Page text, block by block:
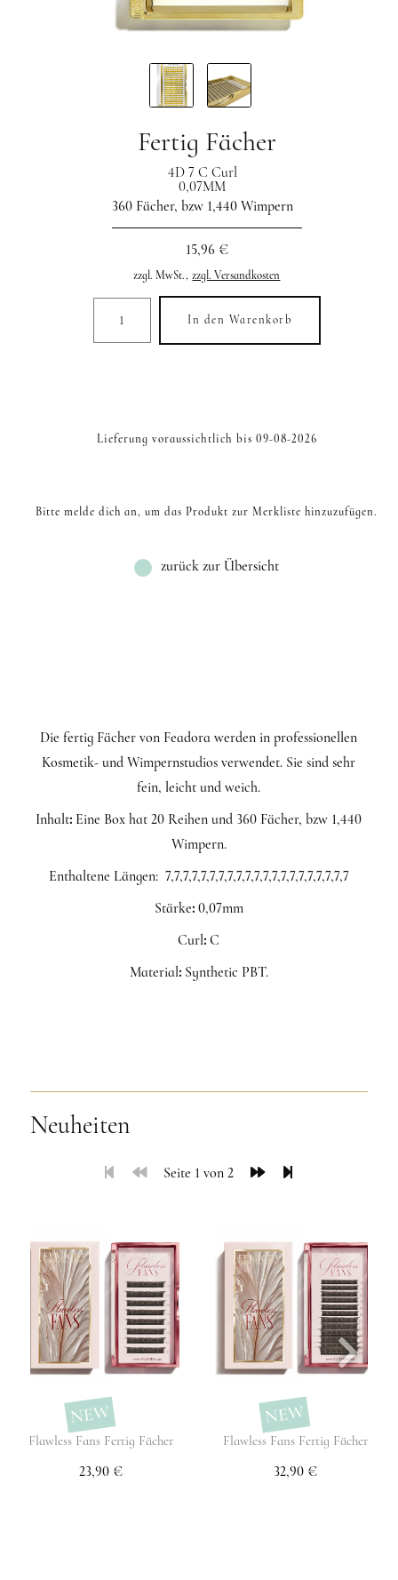
Fertig Fächer
4D 7 C Curl
0,07MM
360 Fächer, bzw 1,440 Wimpern
15,96 €
zzgl. MwSt., zzgl. Versandkosten
In den Warenkorb
Lieferung voraussichtlich bis 09-08-2026
Bitte melde dich an, um das Produkt zur Merkliste hinzuzufügen.
zurück zur Übersicht
Die fertig Fächer von Feadora werden in professionellen
Kosmetik- und Wimpernstudios verwendet. Sie sind sehr
fein, leicht und weich.
Inhalt: Eine Box hat 20 Reihen und 360 Fächer, bzw 1,440
Wimpern.
Enthaltene Längen: 7,7,7,7,7,7,7,7,7,7,7,7,7,7,7,7,7,7,7,7,7
Stärke:0,07mm
Curl: C
Material:Synthetic PBT.
Neuheiten
Seite 1 von 2
NEW
Flawless Fans Fertig Fächer
23,90 €
NEW
Flawless Fans Fertig Fächer
32,90 €